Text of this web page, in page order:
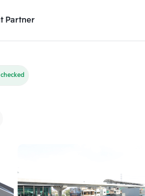
Partner
Number 3